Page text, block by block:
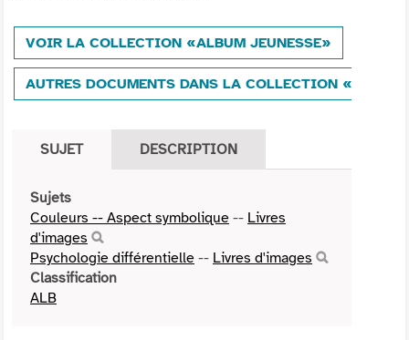
VOIR LA COLLECTION «ALBUM JEUNESSE»
AUTRES DOCUMENTS DANS LA COLLECTION «ALBUM
SUJET DESCRIPTION
Sujets
Couleurs -- Aspect symbolique -- Livres
d'images
Psychologie différentielle -- Livres d'images
Classification
ALB